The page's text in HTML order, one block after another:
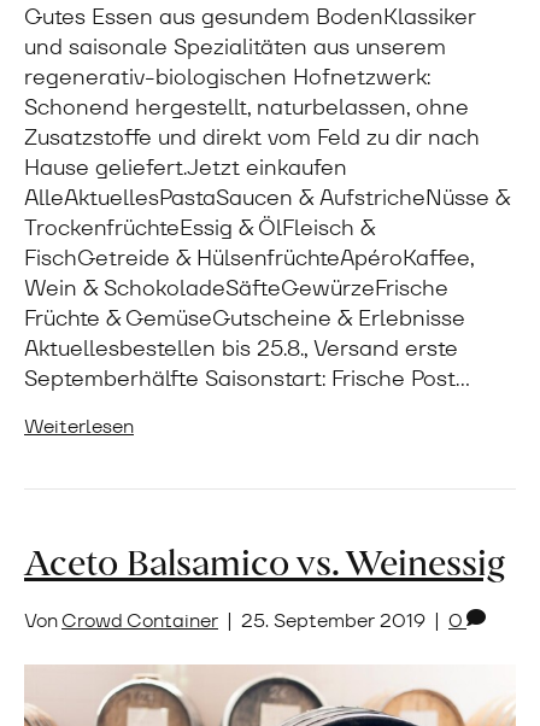
Gutes Essen aus gesundem BodenKlassiker
und saisonale Spezialitäten aus unserem
regenerativ-biologischen Hofnetzwerk:
Schonend hergestellt, naturbelassen, ohne
Zusatzstoffe und direkt vom Feld zu dir nach
Hause geliefert.Jetzt einkaufen
AlleAktuellesPastaSaucen & AufstricheNüsse &
TrockenfrüchteEssig & ÖlFleisch &
FischGetreide & HülsenfrüchteApéroKaffee,
Wein & SchokoladeSäfteGewürzeFrische
Früchte & GemüseGutscheine & Erlebnisse
Aktuellesbestellen bis 25.8., Versand erste
Septemberhälfte Saisonstart: Frische Post…
Weiterlesen
Aceto Balsamico vs. Weinessig
VonCrowd Container | 25. September 2019 | 0